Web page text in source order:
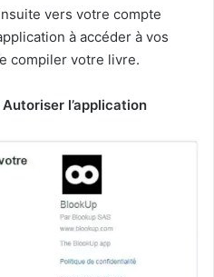
vers votre compte
à accéder à vos
compiler votre livre.
Autoriser l’application